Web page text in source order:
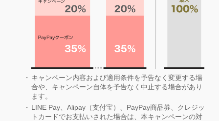
キャンペーン内容および適用条件を予告なく変更する場
合や、キャンペーン自体を予告なく中止する場合があり
ます。
LINE Pay、Alipay（支付宝）、PayPay商品券、クレジッ
トカードでお支払いされた場合は、本キャンペーンの対